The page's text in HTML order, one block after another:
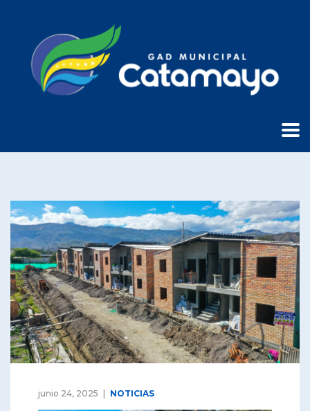
junio 24, 2025 NOTICIAS